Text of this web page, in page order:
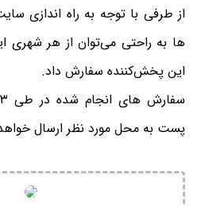
از طرفی با توجه به راه اندازی
ها به راحتی می‌توان از هر شهری
این پخش‌کننده سفارش داد.
پست به محل مورد نظر ارسال